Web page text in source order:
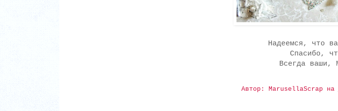
Надеемся, что
Спасибо,
Всегда ваши,
Автор: MarusellaScrap на